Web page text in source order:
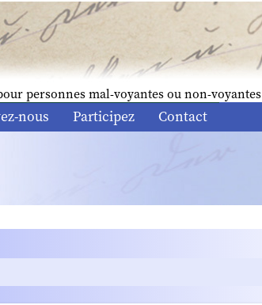
personnes mal-voyantes ou non-voyantes
nous Participez Contact